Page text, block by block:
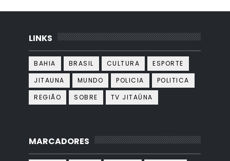
LINKS
BAHIA BRASIL CULTURA
ESPORTE
JITAUNA
MUNDO POLICIA
POLITICA
REGIÃO
SOBRE TV JITAÚNA
MARCADORES